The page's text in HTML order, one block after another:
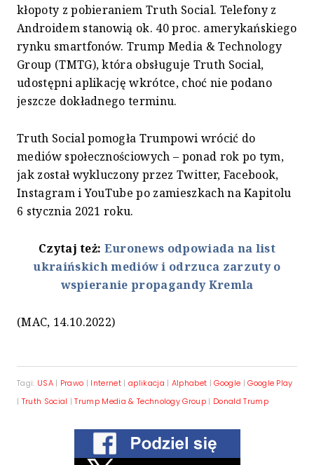
kłopoty z pobieraniem Truth Social. Telefony z
Androidem stanowią ok. 40 proc. amerykańskiego
rynku smartfonów. Trump Media & Technology
Group (TMTG), która obsługuje Truth Social,
udostępni aplikację wkrótce, choć nie podano
jeszcze dokładnego terminu.
Truth Social pomogła Trumpowi wrócić do
mediów społecznościowych – ponad rok po tym,
jak został wykluczony przez Twitter, Facebook,
Instagram i YouTube po zamieszkach na Kapitolu
6 stycznia 2021 roku.
Czytaj też: Euronews odpowiada na list
ukraińskich mediów i odrzuca zarzuty o
wspieranie propagandy Kremla
(MAC, 14.10.2022)
Tagi: USA | Prawo | Internet| aplikacja | Alphabet |Google |Google Play
| Truth Social |Trump Media & Technology Group | Donald Trump